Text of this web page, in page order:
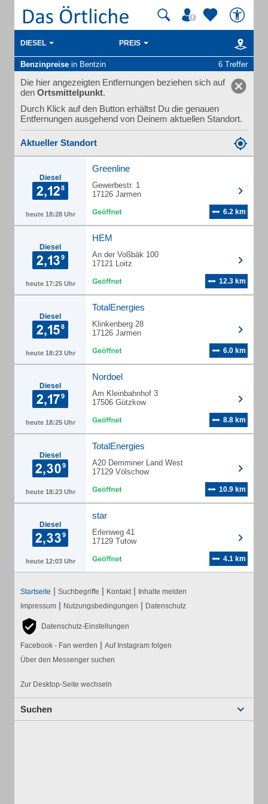
DIESEL PREIS
Benzinpreise in Bentzin 6 Treffer
Die hier angezeigten Entfernungen beziehen sich auf
den Ortsmittelpunkt.
Durch Klick auf den Button erhältst Du die genauen
Entfernungen ausgehend von Deinem aktuellen Standort.
Aktueller Standort
Diesel
heute 18:28 Uhr
Greenline
Gewerbestr. 1
17126 Jarmen
6.2 km
Diesel
heute 17:25 Uhr
HEM
An der Voßbäk 100
17121 Loitz
12.3 km
Diesel
heute 18:23 Uhr
TotalEnergies
Klinkenberg 28
17126 Jarmen
6.0 km
Diesel
heute 18:25 Uhr
Nordoel
Am Kleinbahnhof 3
17506 Gützkow
8.8 km
Diesel
heute 18:23 Uhr
TotalEnergies
A20 Demminer Land West
17129 Völschow
10.9 km
Diesel
heute 12:03 Uhr
star
Erlenweg 41
17129 Tutow
4.1 km
Startseite | Suchbegriffe | Kontakt | Inhalte melden
Impressum | Nutzungsbedingungen | Datenschutz
Datenschutz-Einstellungen
Facebook - Fan werden | Auf Instagram folgen
Über den Messenger suchen
Zur Desktop-Seite wechseln
Suchen